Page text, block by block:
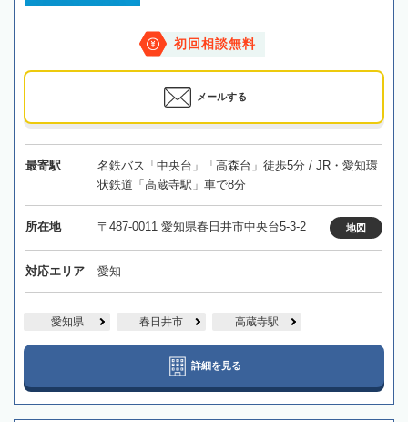
初回相談無料
メールする
最寄駅
名鉄バス「中央台」「高森台」徒歩5分 / JR・愛知環
状鉄道「高蔵寺駅」車で8分
所在地 〒487-0011 愛知県春日井市中央台5-3-2 地図
対応エリア 愛知
愛知県 春日井市 高蔵寺駅
詳細を見る